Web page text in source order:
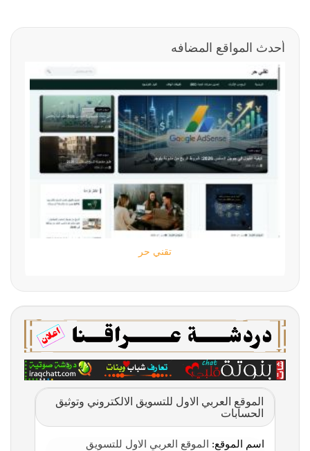
أحدث المواقع المضافه
تقني حر
الموقع العربي الاول للتسويق الالكتروني وتوثيق
الحسابات
اسم الموقع: الموقع العربي الاول للتسويق